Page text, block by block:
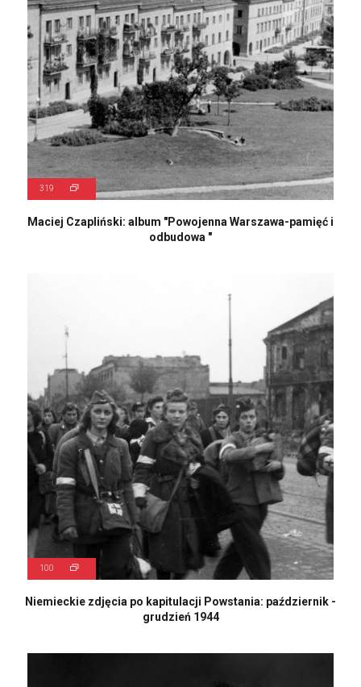
319
Maciej Czapliński: album "Powojenna Warszawa-pamięć i
odbudowa "
100
Niemieckie zdjęcia po kapitulacji Powstania: październik -
grudzień 1944